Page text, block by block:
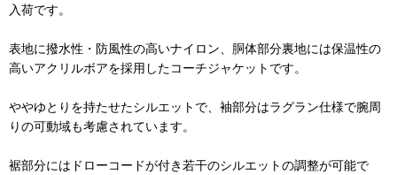
入荷です。
表地に撥水性・防風性の高いナイロン、胴体部分裏地には保温性の
高いアクリルボアを採用したコーチジャケットです。
ややゆとりを持たせたシルエットで、袖部分はラグラン仕様で腕周
りの可動域も考慮されています。
裾部分にはドローコードが付き若干のシルエットの調整が可能で